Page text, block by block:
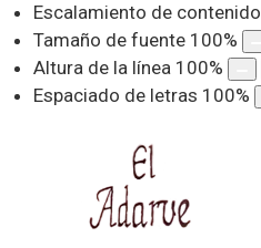
Escalamiento de contenido
Tamaño de fuente 100%
Altura de la línea 100%
Espaciado de letras 100%